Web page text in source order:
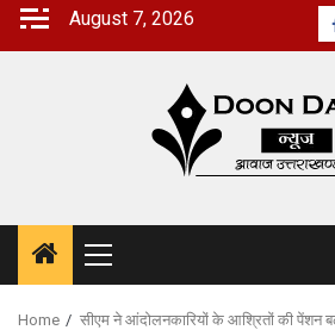
Skip
August 7, 2026
Primary
Menu
Home सीएम ने आंदोलनकारियों के आश्रितों की पेंशन